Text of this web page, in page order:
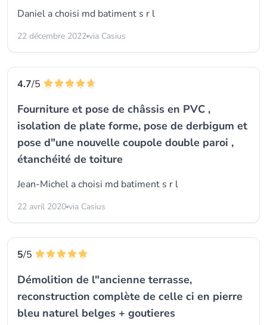
Daniel a choisi md batiment s r l
22 décembre 2022 via Casius
4.7/5
Fourniture et pose de châssis en PVC ,
isolation de plate forme, pose de derbigum et
pose d"une nouvelle coupole double paroi ,
étanchéité de toiture
Jean-Michel a choisi md batiment s r l
22 avril 2020 via Casius
5/5
Démolition de l"ancienne terrasse,
reconstruction complète de celle ci en pierre
bleu naturel belges + goutieres